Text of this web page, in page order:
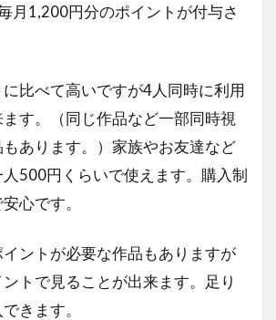
月1,200円分のポイントが付与さ
比べて高いですが4人同時に利用
す。（同じ作品など一部同時視
あります。）家族やお友達など
500円くらいで使えます。購入制
心です。
ントが必要な作品もありますが
トで見ることが出来ます。足り
きます。